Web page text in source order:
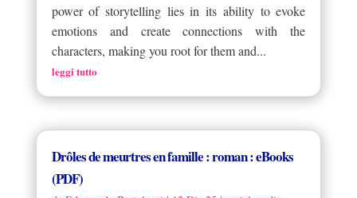
power of storytelling lies in its ability to evoke
emotions and create connections with the
characters, making you root for them and...
leggi tutto
Drôles de meurtres en famille : roman : eBooks
(PDF)